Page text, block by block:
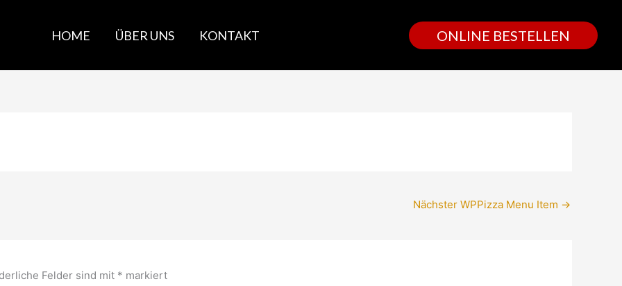
HOME ÜBER UNS KONTAKT ONLINE BESTELLEN
Nächster WPPizza Menu Item →
Felder sind mit * markiert